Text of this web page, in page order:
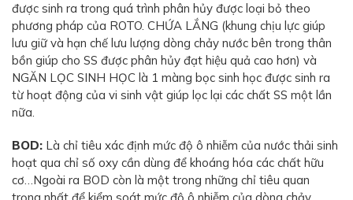
được sinh ra trong quá trình phân hủy được loại bỏ theo
phương pháp của ROTO. CHỨA LẮNG (khung chịu lực giúp
lưu giữ và hạn chế lưu lượng dòng chảy nước bên trong thân
bồn giúp cho SS được phân hủy đạt hiệu quả cao hơn) và
NGĂN LỌC SINH HỌC là 1 màng bọc sinh học được sinh ra
từ hoạt động của vi sinh vật giúp lọc lại các chất SS một lần
nữa.
BOD: Là chỉ tiêu xác định mức độ ô nhiễm của nước thải sinh
hoạt qua chỉ số oxy cần dùng để khoáng hóa các chất hữu
cơ…Ngoài ra BOD còn là một trong những chỉ tiêu quan